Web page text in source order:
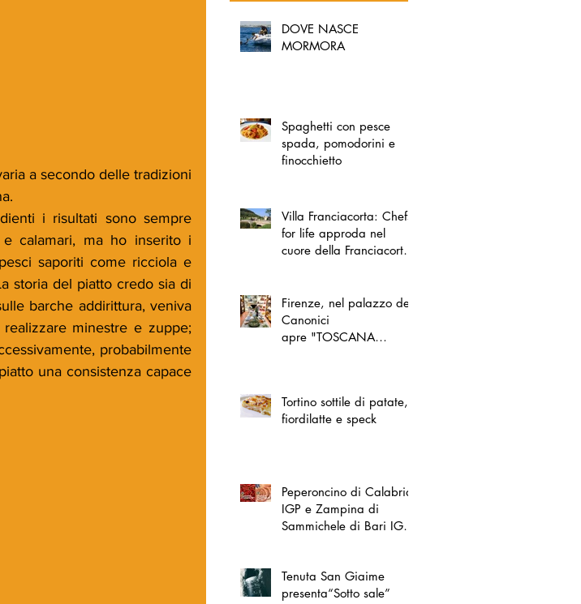
a secondo delle tradizioni
i risultati sono sempre
calamari, ma ho inserito i
saporiti come ricciola e
storia del piatto credo sia di
barche addirittura, veniva
minestre e zuppe;
probabilmente
una consistenza capace
DOVE NASCE
MORMORA
Spaghetti con pesce
spada, pomodorini e
finocchietto
Villa Franciacorta: Chefs
for life approda nel
cuore della Franciacorta,
Firenze, nel palazzo dei
Canonici
apre "TOSCANA
Tortino sottile di patate,
fiordilatte e speck
Peperoncino di Calabria
IGP e Zampina di
Sammichele di Bari IGP
Tenuta San Giaime
presenta“Sotto sale”